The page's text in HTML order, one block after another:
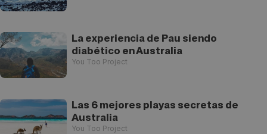
La experiencia de Pau siendo
diabético en Australia
You Too Project
Las 6 mejores playas secretas de
Australia
You Too Project